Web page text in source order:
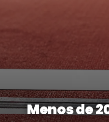
Menos de